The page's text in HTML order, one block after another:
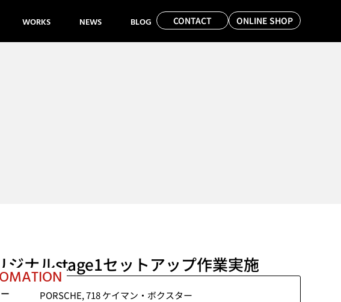
WORKS NEWS BLOG CONTACT ONLINE SHOP
ジナルstage1セットアップ作業実施
PORSCHE,718 ケイマン・ボクスター